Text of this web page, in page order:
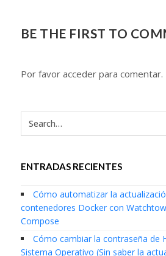
BE THE FIRST TO
Por favor acceder para comentar.
ENTRADAS RECIENTES
Cómo automatizar la
contenedores Docker con
Compose
Cómo cambiar la contraseña de
Sistema Operativo (Sin saber la